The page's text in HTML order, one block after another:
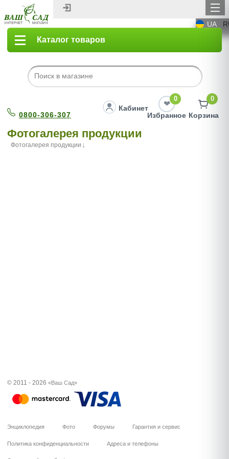
UA
Каталог товаров
0800-306-307
Кабинет
0
Избранное
0
Корзина
Фотогалерея продукции
Фотогалерея продукции
© 2011 - 2026 «Ваш Сад»
Энциклопедия Фото Форумы Гарантия и сервис
Политика конфиденциальности Адреса и телефоны